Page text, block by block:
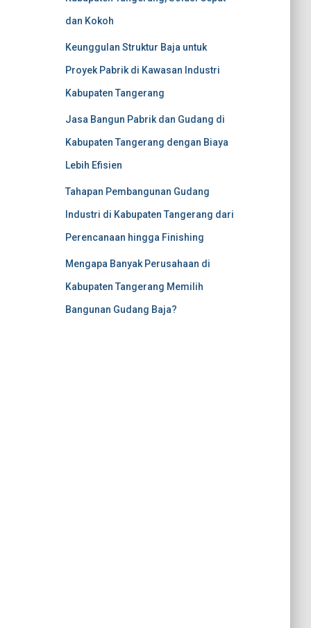
dan Kokoh
Keunggulan Struktur Baja untuk
Proyek Pabrik di Kawasan Industri
Kabupaten Tangerang
Jasa Bangun Pabrik dan Gudang di
Kabupaten Tangerang dengan Biaya
Lebih Efisien
Tahapan Pembangunan Gudang
Industri di Kabupaten Tangerang dari
Perencanaan hingga Finishing
Mengapa Banyak Perusahaan di
Kabupaten Tangerang Memilih
Bangunan Gudang Baja?